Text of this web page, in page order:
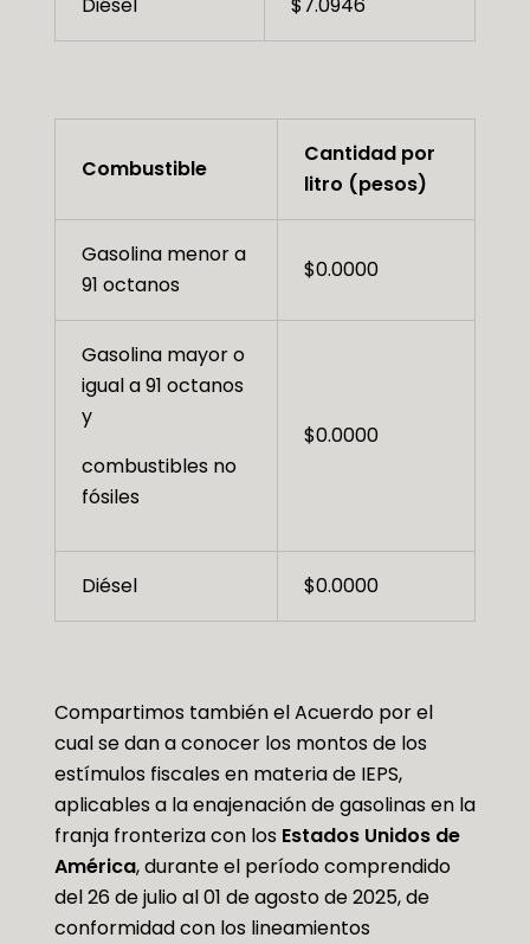
Diésel $7.0946
Combustible
Cantidad por
litro (pesos)
Gasolina menor a
91 octanos
$0.0000
Gasolina mayor o
igual a 91 octanos
y
combustibles no
fósiles
$0.0000
Diésel $0.0000
Compartimos también el Acuerdo por el
cual se dan a conocer los montos de los
estímulos fiscales en materia de IEPS,
aplicables a la enajenación de gasolinas en la
franja fronteriza con los Estados Unidos de
América, durante el período comprendido
del 26 de julio al 01 de agosto de 2025, de
conformidad con los lineamientos